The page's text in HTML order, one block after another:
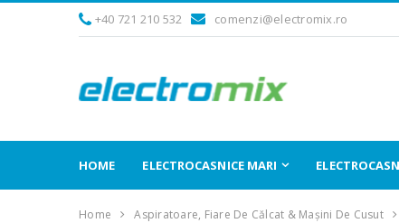
+40 721 210 532 comenzi@electromix.ro
HOME ELECTROCASNICE MARI
Home Aspiratoare, Fiare De Călcat & Mașini De Cusut